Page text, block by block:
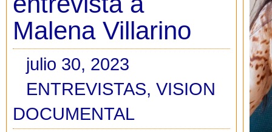
Malena Villarino
julio 30, 2023
ENTREVISTAS, VISION
DOCUMENTAL